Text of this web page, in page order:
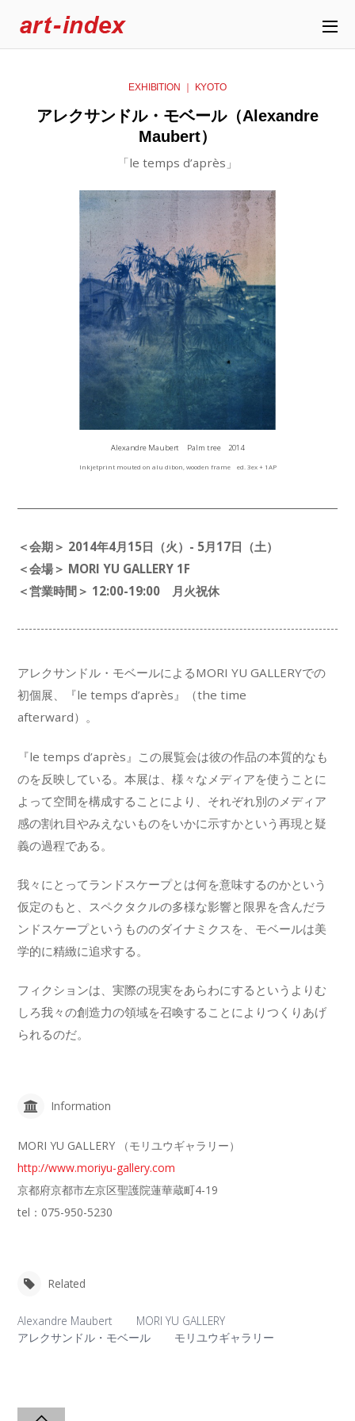
EXHIBITION ｜ KYOTO
アレクサンドル・モベール（Alexandre
Maubert）
「le temps d’après」
Alexandre Maubert Palm tree 2014
Inkjetprint mouted on alu dibon, wooden frame ed. 3ex + 1AP
＜会期＞ 2014年4月15日（火）- 5月17日（土）
＜会場＞ MORI YU GALLERY 1F
＜営業時間＞ 12:00-19:00 月火祝休
アレクサンドル・モベールによるMORI YU GALLERYでの
初個展、『le temps d’après』（the time
afterward）。
『le temps d’après』この展覧会は彼の作品の本質的なも
のを反映している。本展は、様々なメディアを使うことに
よって空間を構成することにより、それぞれ別のメディア
感の割れ目やみえないものをいかに示すかという再現と疑
義の過程である。
我々にとってランドスケープとは何を意味するのかという
仮定のもと、スペクタクルの多様な影響と限界を含んだラ
ンドスケープというもののダイナミクスを、モベールは美
学的に精緻に追求する。
フィクションは、実際の現実をあらわにするというよりむ
しろ我々の創造力の領域を召喚することによりつくりあげ
られるのだ。
Information
MORI YU GALLERY （モリユウギャラリー）
http://www.moriyu-gallery.com
京都府京都市左京区聖護院蓮華蔵町4-19
tel：075-950-5230
Related
Alexandre Maubert
MORI YU GALLERY
アレクサンドル・モベール
モリユウギャラリー